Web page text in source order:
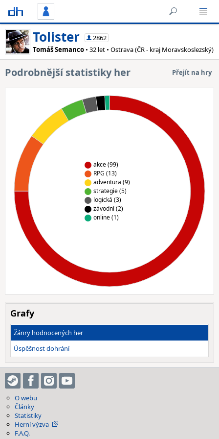
Tolister
2862
Tomáš Semanco • 32 let • Ostrava (ČR - kraj Moravskoslezský)
Podrobnější statistiky her Přejít na hry
akce (99)
RPG (13)
adventura (9)
strategie (5)
logická (3)
závodní (2)
online (1)
Grafy
Žánry hodnocených her
Úspěšnost dohrání
O webu
Články
Statistiky
Herní výzva
F.A.Q.